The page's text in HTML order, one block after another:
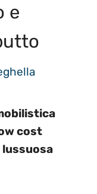
e
cost